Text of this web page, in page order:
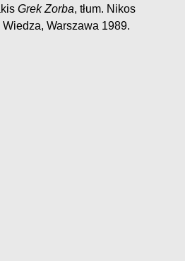
Grek Zorba, tłum. Nikos
Warszawa 1989.